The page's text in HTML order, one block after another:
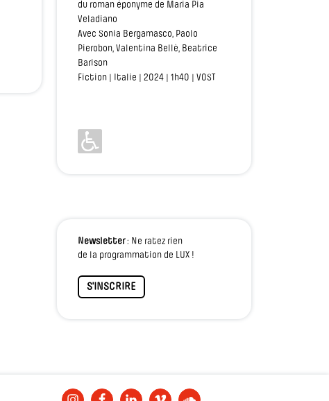
du roman éponyme de Maria Pia
Veladiano
Avec Sonia Bergamasco, Paolo
Pierobon, Valentina Bellè, Beatrice
Barison
Fiction | Italie | 2024 | 1h40 | VOST
Newsletter: Ne ratez rien
de la programmation de LUX !
S'INSCRIRE